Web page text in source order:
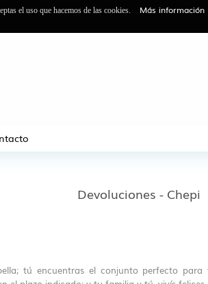
Devoluciones - Chepi
tú encuentras el conjunto perfecto
el uso que hacemos de las cookies. Más información